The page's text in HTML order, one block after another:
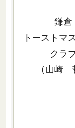
鎌倉
トーストマ
クラ
（山崎